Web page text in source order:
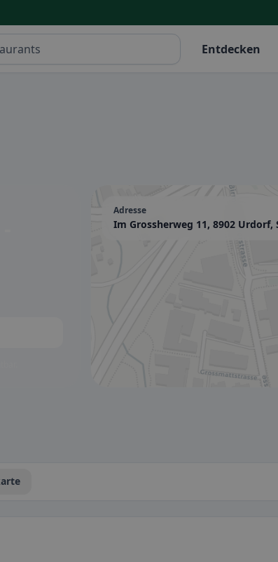
Entdecken
Adresse
Im Grossherweg 11, 8902 Urdorf,